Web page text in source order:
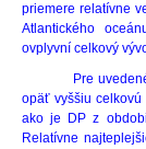
priemere relatívne
Atlantického
ovplyvní celkový
Pre uvedené a
opäť vyššiu celkovú
ako je DP z
Relatívne